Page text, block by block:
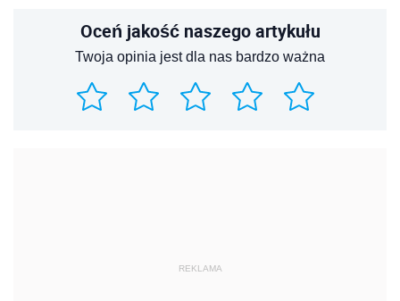
Oceń jakość naszego artykułu
Twoja opinia jest dla nas bardzo ważna
REKLAMA